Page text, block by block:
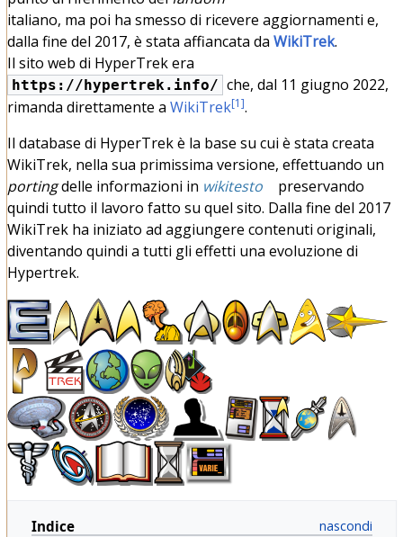
italiano, ma poi ha smesso di ricevere aggiornamenti e,
dalla fine del 2017, è stata affiancata da WikiTrek.
Il sito web di HyperTrek era
https://hypertrek.info/ che, dal 11 giugno 2022,
rimanda direttamente a WikiTrek[1].
Il database di HyperTrek è la base su cui è stata creata
WikiTrek, nella sua primissima versione, effettuando un
portingdelle informazioni in wikitesto
preservando
quindi tutto il lavoro fatto su quel sito. Dalla fine del 2017
WikiTrek ha iniziato ad aggiungere contenuti originali,
diventando quindi a tutti gli effetti una evoluzione di
Hypertrek.
Indice